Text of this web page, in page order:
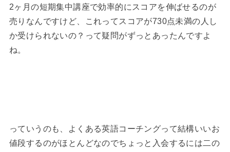
2ヶ月の短期集中講座で効率的にスコアを伸ばせるのが
売りなんですけど、これってスコアが730点未満の人し
か受けられないの？って疑問がずっとあったんですよ
ね。
っていうのも、よくある英語コーチングって結構いいお
値段するのがほとんどなのでちょっと入会するには二の